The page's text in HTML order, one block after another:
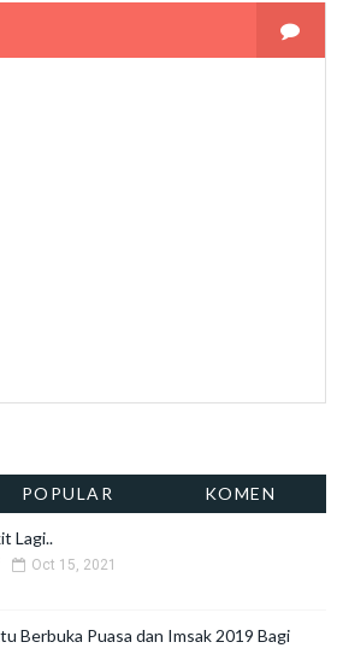
POPULAR KOMEN
Lagi..
Oct 15, 2021
Berbuka Puasa dan Imsak 2019 Bagi